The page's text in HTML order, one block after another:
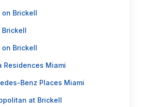
on Brickell
Brickell
on Brickell
Residences Miami
Benz Places Miami
at Brickell